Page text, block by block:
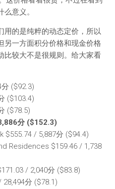
意义。
用的是纯粹的动态定价，所以
另一方面积分价格和现金价格
比较大不是很规则。给大家看
($92.3)
($103.4)
($78.5)
分 ($152.3)
$555.74 / 5,887分 ($94.4)
Residences $159.46 / 1,738
/ 2,040分 ($83.8)
28,494分 ($78.1)